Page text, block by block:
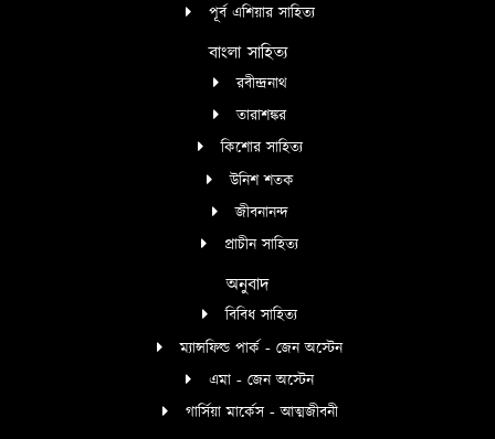
পূর্ব এশিয়ার সাহিত্য
বাংলা সাহিত্য
রবীন্দ্রনাথ
তারাশঙ্কর
কিশোর সাহিত্য
উনিশ শতক
জীবনানন্দ
প্রাচীন সাহিত্য
অনুবাদ
বিবিধ সাহিত্য
ম্যান্সফিল্ড পার্ক - জেন অস্টেন
এমা - জেন অস্টেন
গার্সিয়া মার্কেস - আত্মজীবনী